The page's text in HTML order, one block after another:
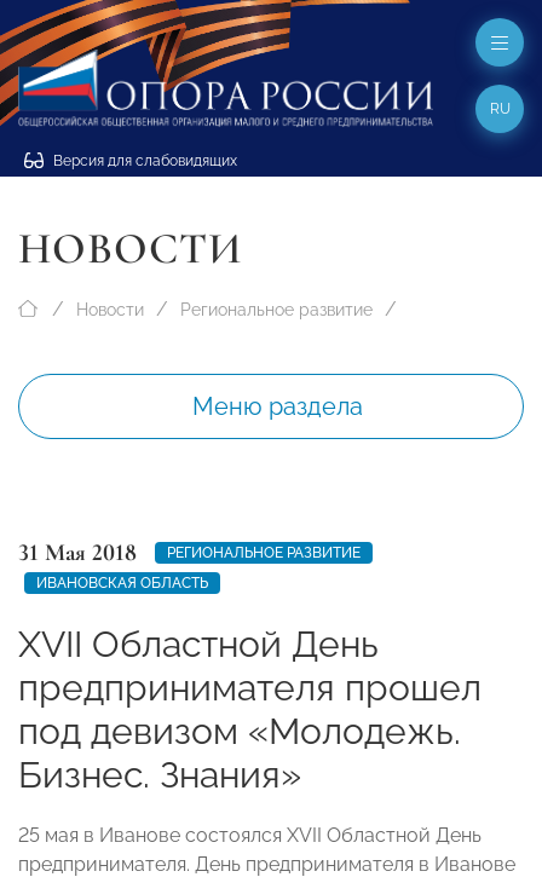
Версия для слабовидящих
RU
НОВОСТИ
Новости Региональное развитие
Меню раздела
31 Мая 2018
РЕГИОНАЛЬНОЕ РАЗВИТИЕ
ИВАНОВСКАЯ ОБЛАСТЬ
XVII Областной День
предпринимателя прошел
под девизом «Молодежь.
Бизнес. Знания»
25 мая в Иванове состоялся XVII Областной День
предпринимателя. День предпринимателя в Иванове